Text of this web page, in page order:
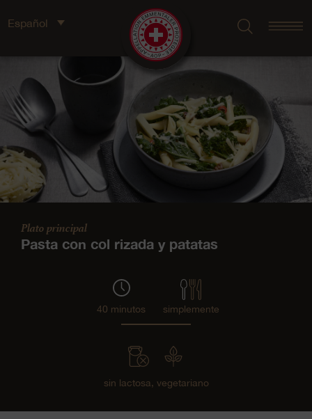
Español
Plato principal
Pasta con col rizada y patatas
40 minutos simplemente
sin lactosa, vegetariano